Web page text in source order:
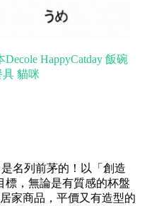
HappyCatday 飯碗
貓咪
名列前茅的！以
「創造
標 ，無論是有質感的杯盤
家商品 ，平價又有造型的